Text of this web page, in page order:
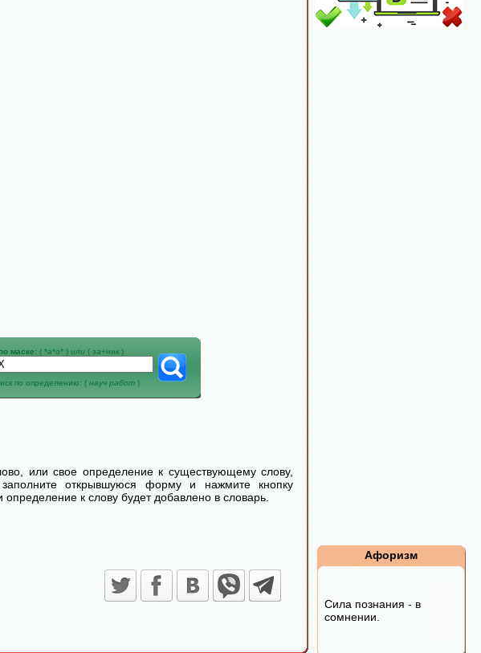
маске: ( *а*о* ) или ( за+ник )
по определению: ( науч работ )
или свое определение к существующему слову,
открывшуюся форму и нажмите кнопку
к слову будет добавлено в словарь.
Афоризм
Сила познания - в
сомнении.